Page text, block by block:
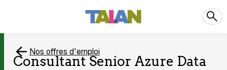
Nos offres d'emploi
Consultant Senior Azure Data